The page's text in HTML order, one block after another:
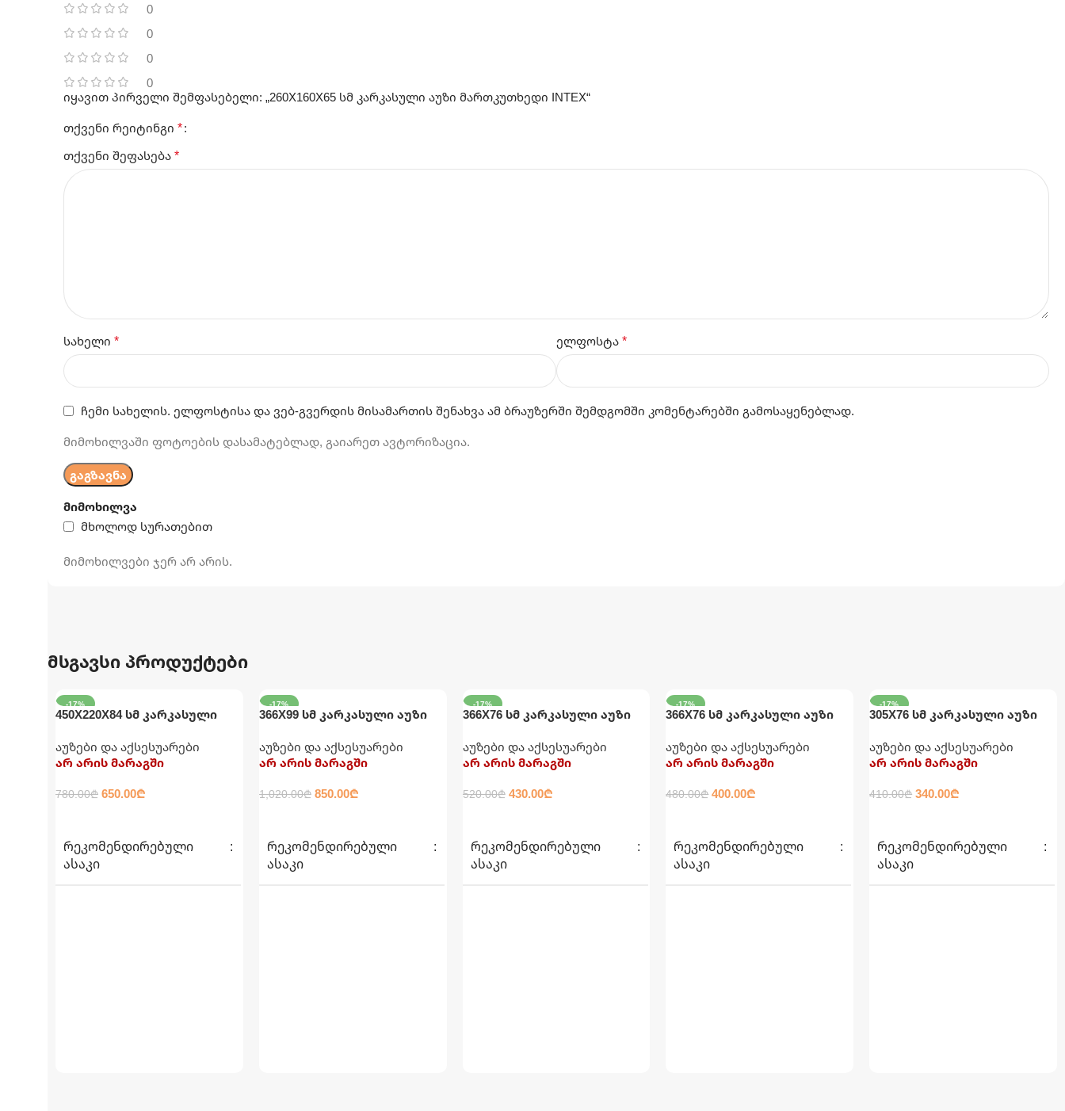
0
0
0
0
მიმოხილვა
მხოლოდ სურათებით
მიმოხილვები ჯერ არ არის.
იყავით პირველი შემფასებელი: „260X160X65 სმ კარკასული აუზი მართკუთხედი INTEX“
თქვენი რეიტინგი *
თქვენი შეფასება *
სახელი * ელფოსტა *
ჩემი სახელის. ელფოსტისა და ვებ-გვერდის მისამართის შენახვა ამ ბრაუზერში შემდგომში კომენტარებში გამოსაყენებლად.
მიმოხილვაში ფოტოების დასამატებლად, გაიარეთ ავტორიზაცია.
მსგავსი პროდუქტები
-17%
450X220X84 სმ კარკასული
აუზები და აქსესუარები
არ არის მარაგში
780.00₾ 650.00₾
ᲠᲔᲙᲝᲛᲔᲜᲓᲘᲠᲔᲑᲣᲚᲘ
ᲐᲡᲐᲙᲘ
-17%
366X99 სმ კარკასული აუზი
INTEX
აუზები და აქსესუარები
არ არის მარაგში
1,020.00₾ 850.00₾
ᲠᲔᲙᲝᲛᲔᲜᲓᲘᲠᲔᲑᲣᲚᲘ
ᲐᲡᲐᲙᲘ
-17%
366X76 სმ კარკასული აუზი
აუზები და აქსესუარები
არ არის მარაგში
520.00₾ 430.00₾
ᲠᲔᲙᲝᲛᲔᲜᲓᲘᲠᲔᲑᲣᲚᲘ
ᲐᲡᲐᲙᲘ
-17%
366X76 სმ კარკასული აუზი
აუზები და აქსესუარები
არ არის მარაგში
480.00₾ 400.00₾
ᲠᲔᲙᲝᲛᲔᲜᲓᲘᲠᲔᲑᲣᲚᲘ
ᲐᲡᲐᲙᲘ
-17%
305X76 სმ კარკასული აუზი
აუზები და აქსესუარები
არ არის მარაგში
410.00₾ 340.00₾
ᲠᲔᲙᲝᲛᲔᲜᲓᲘᲠᲔᲑᲣᲚᲘ
ᲐᲡᲐᲙᲘ